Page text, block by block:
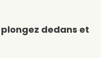
dedans et